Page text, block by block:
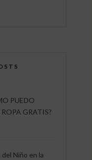
PUEDO
GRATIS?
Niño en la